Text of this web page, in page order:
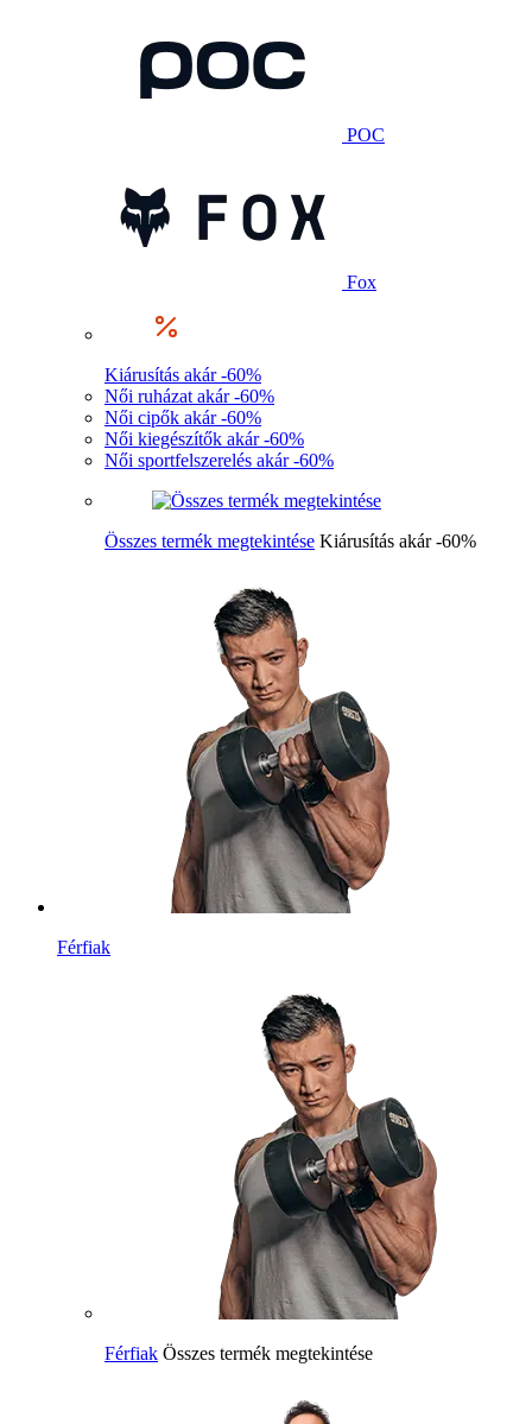
POC
Fox
Kiárusítás akár -60%
Női ruházat akár -60%
Női cipők akár -60%
Női kiegészítők akár -60%
Női sportfelszerelés akár -60%
Összes termék megtekintése Kiárusítás akár -60%
Férfiak
Férfiak Összes termék megtekintése